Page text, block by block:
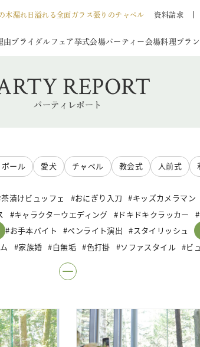
木漏れ日溢れる全面ガラス張りのチャペル 資料請求
由 ブライダルフェア挙式会場パーティー会場料理 プラン
REPORT
パーティレポート
ール 愛犬 チャペル 教会式 人前式
漬けビュッフェ おにぎり入刀
キッズカメラマン
キャラクターウエディング ドキドキクラッカー
お手本バイト ペンライト演出
スタイリッシュ
家族婚 白無垢 色打掛 ソファスタイル ビ